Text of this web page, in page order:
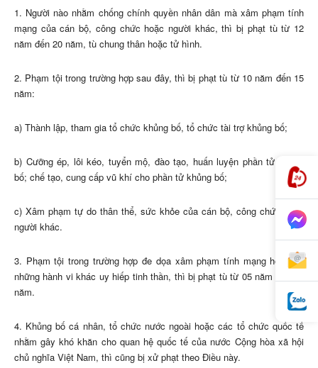
1. Người nào nhằm chống chính quyền nhân dân mà xâm phạm tính
mạng của cán bộ, công chức hoặc người khác, thì bị phạt tù từ 12
năm đến 20 năm, tù chung thân hoặc tử hình.
2. Phạm tội trong trường hợp sau đây, thì bị phạt tù từ 10 năm đến 15
năm:
a) Thành lập, tham gia tổ chức khủng bố, tổ chức tài trợ khủng bố;
b) Cưỡng ép, lôi kéo, tuyển mộ, đào tạo, huấn luyện phần tử khủng
bố; chế tạo, cung cấp vũ khí cho phần tử khủng bố;
c) Xâm phạm tự do thân thể, sức khỏe của cán bộ, công chức hoặc
người khác.
3. Phạm tội trong trường hợp đe dọa xâm phạm tính mạng hoặc có
những hành vi khác uy hiếp tinh thần, thì bị phạt tù từ 05 năm đến 10
năm.
4. Khủng bố cá nhân, tổ chức nước ngoài hoặc các tổ chức quốc tế
nhằm gây khó khăn cho quan hệ quốc tế của nước Cộng hòa xã hội
chủ nghĩa Việt Nam, thì cũng bị xử phạt theo Điều này.